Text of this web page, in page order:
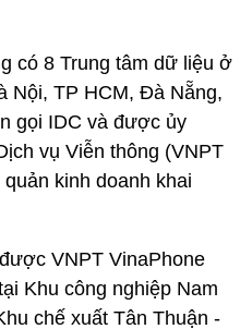
có 8 Trung tâm dữ liệu ở
Nội, TP HCM, Đà Nẵng,
gọi IDC và được ủy
vụ Viễn thông (VNPT
kinh doanh khai
VNPT VinaPhone
Khu công nghiệp Nam
chế xuất Tân Thuận -